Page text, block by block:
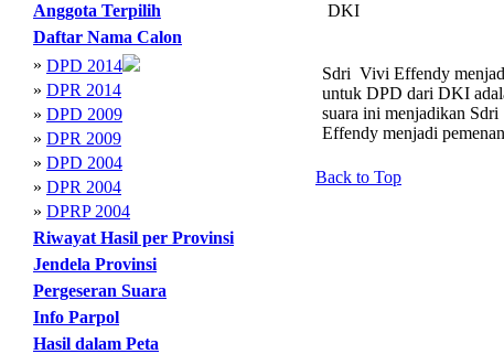
Anggota Terpilih
Daftar Nama Calon
» DPD 2014
» DPR 2014
» DPD 2009
» DPR 2009
» DPD 2004
» DPR 2004
» DPRP 2004
Riwayat Hasil per Provinsi
Jendela Provinsi
Pergeseran Suara
Info Parpol
Hasil dalam Peta
DKI
Sdri Vivi Effendy
untuk DPD dari DKI
suara ini menjadikan
Effendy menjadi
Back to Top